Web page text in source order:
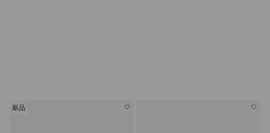
新品